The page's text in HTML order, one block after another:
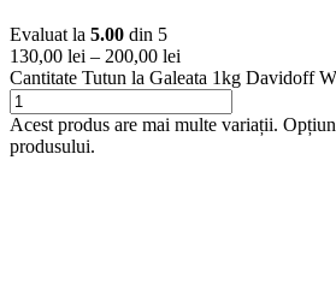
Evaluat la 5.00 din 5
130,00 lei – 200,00 lei
Cantitate Tutun la Galeata 1kg Davidoff
Acest produs are mai multe variații.
produsului.